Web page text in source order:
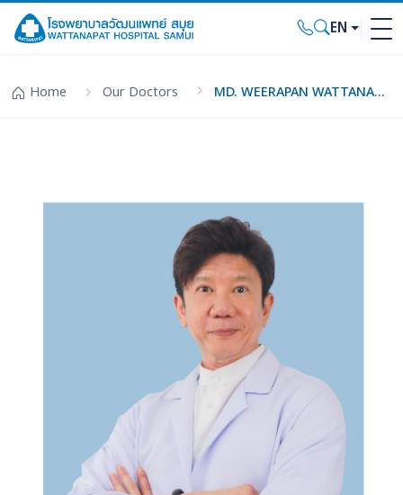
EN
Home Our Doctors MD. WEERAPAN WATTANAKAMTHORNKUL